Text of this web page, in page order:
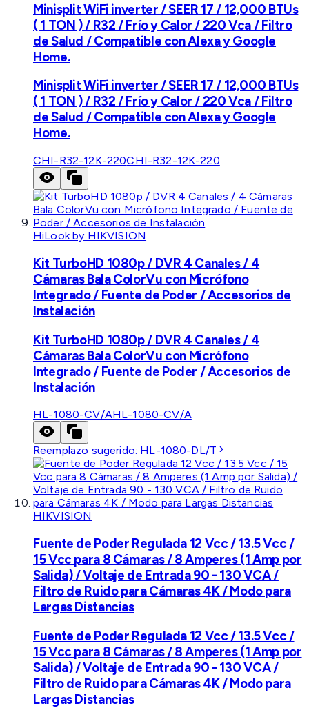
Minisplit WiFi inverter / SEER 17 / 12,000 BTUs
( 1 TON ) / R32 / Frío y Calor / 220 Vca / Filtro
de Salud / Compatible con Alexa y Google
Home.
Minisplit WiFi inverter / SEER 17 / 12,000 BTUs
( 1 TON ) / R32 / Frío y Calor / 220 Vca / Filtro
de Salud / Compatible con Alexa y Google
Home.
CHI-R32-12K-220CHI-R32-12K-220
HiLook by HIKVISION
Kit TurboHD 1080p / DVR 4 Canales / 4
Cámaras Bala ColorVu con Micrófono
Integrado / Fuente de Poder / Accesorios de
Instalación
Kit TurboHD 1080p / DVR 4 Canales / 4
Cámaras Bala ColorVu con Micrófono
Integrado / Fuente de Poder / Accesorios de
Instalación
HL-1080-CV/AHL-1080-CV/A
Reemplazo sugerido: HL-1080-DL/T
HIKVISION
Fuente de Poder Regulada 12 Vcc / 13.5 Vcc /
15 Vcc para 8 Cámaras / 8 Amperes (1 Amp por
Salida) / Voltaje de Entrada 90 - 130 VCA /
Filtro de Ruido para Cámaras 4K / Modo para
Largas Distancias
Fuente de Poder Regulada 12 Vcc / 13.5 Vcc /
15 Vcc para 8 Cámaras / 8 Amperes (1 Amp por
Salida) / Voltaje de Entrada 90 - 130 VCA /
Filtro de Ruido para Cámaras 4K / Modo para
Largas Distancias